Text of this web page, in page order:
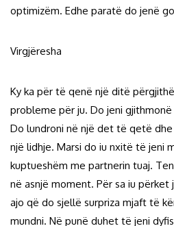
optimizëm. Edhe paratë do jenë
Virgjëresha
Ky ka për të qenë një ditë
probleme për ju. Do jeni
Do lundroni në një det të qetë
një lidhje. Marsi do iu nxitë të jeni
kuptueshëm me partnerin tuaj.
në asnjë moment. Për sa iu përket
ajo që do sjellë surpriza mjaft të
mundni. Në punë duhet të jeni